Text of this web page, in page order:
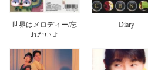
世界はメロディー/忘
れないよ
Diary